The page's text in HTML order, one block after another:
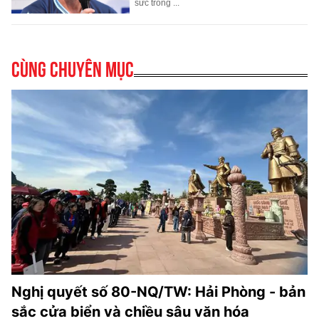
Cùng chuyên mục
Nghị quyết số 80-NQ/TW: Hải Phòng - bản
sắc cửa biển và chiều sâu văn hóa